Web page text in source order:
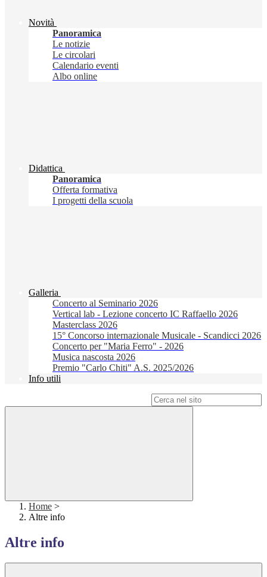
Novità
Panoramica
Le notizie
Le circolari
Calendario eventi
Albo online
Didattica
Panoramica
Offerta formativa
I progetti della scuola
Galleria
Concerto al Seminario 2026
Vertical lab - Lezione concerto IC Raffaello 2026
Masterclass 2026
15° Concorso internazionale Musicale - Scandicci 2026
Concerto per "Maria Ferro" - 2026
Musica nascosta 2026
Premio "Carlo Chiti" A.S. 2025/2026
Info utili
Home >
Altre info
Altre info